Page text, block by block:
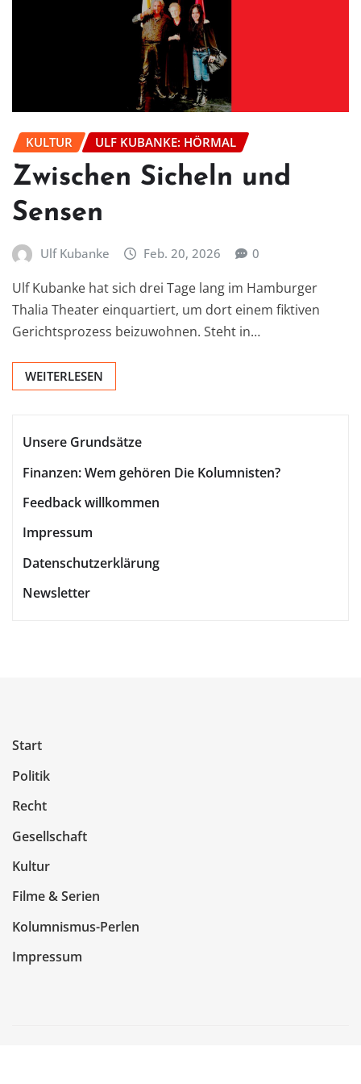
KULTUR ULF KUBANKE: HÖRMAL
Zwischen Sicheln und
Sensen
Ulf Kubanke Feb. 20, 2026 0
Ulf Kubanke hat sich drei Tage lang im Hamburger
Thalia Theater einquartiert, um dort einem fiktiven
Gerichtsprozess beizuwohnen. Steht in…
WEITERLESEN
Unsere Grundsätze
Finanzen: Wem gehören Die Kolumnisten?
Feedback willkommen
Impressum
Datenschutzerklärung
Newsletter
Start
Politik
Recht
Gesellschaft
Kultur
Filme & Serien
Kolumnismus-Perlen
Impressum